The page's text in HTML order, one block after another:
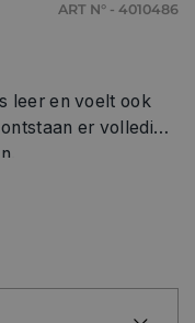
ART N° - 4010486
leer en voelt ook
er volledig